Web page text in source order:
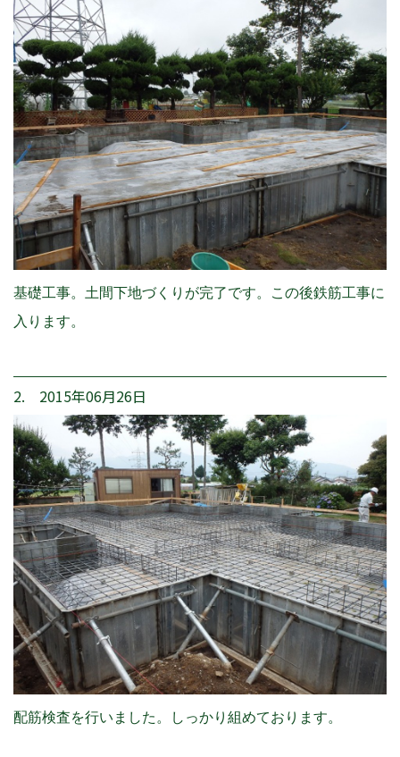
基礎工事。土間下地づくりが完了です。この後鉄筋工事に
入ります。
2. 2015年06月26日
配筋検査を行いました。しっかり組めております。